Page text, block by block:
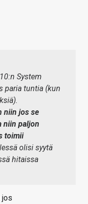
System
paria tuntia (kun
niin jos se
niin paljon
toimii
olisi syytä
hitaissa
jos